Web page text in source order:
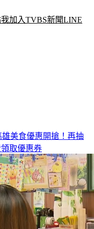
加入TVBS新聞LINE
雄美食優惠開搶！再抽
取優惠券